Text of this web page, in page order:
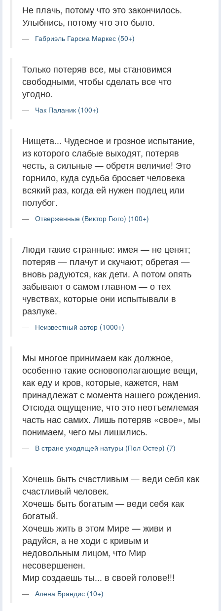
Не плачь, потому что это закончилось.
Улыбнись, потому что это было.
Габриэль Гарсиа Маркес (50+)
Только потеряв все, мы становимся
свободными, чтобы сделать все что
угодно.
Чак Паланик (100+)
Нищета... Чудесное и грозное испытание,
из которого слабые выходят, потеряв
честь, а сильные — обретя величие! Это
горнило, куда судьба бросает человека
всякий раз, когда ей нужен подлец или
полубог.
Отверженные (Виктор Гюго) (100+)
Люди такие странные: имея — не ценят;
потеряв — плачут и скучают; обретая —
вновь радуются, как дети. А потом опять
забывают о самом главном — о тех
чувствах, которые они испытывали в
разлуке.
Неизвестный автор (1000+)
Мы многое принимаем как должное,
особенно такие основополагающие вещи,
как еду и кров, которые, кажется, нам
принадлежат с момента нашего рождения.
Отсюда ощущение, что это неотъемлемая
часть нас самих. Лишь потеряв «свое», мы
понимаем, чего мы лишились.
В стране уходящей натуры (Пол Остер) (7)
Хочешь быть счастливым — веди себя как
счастливый человек.
Хочешь быть богатым — веди себя как
богатый.
Хочешь жить в этом Мире — живи и
радуйся, а не ходи с кривым и
недовольным лицом, что Мир
несовершенен.
Мир создаешь ты... в своей голове!!!
Алена Брандис (10+)